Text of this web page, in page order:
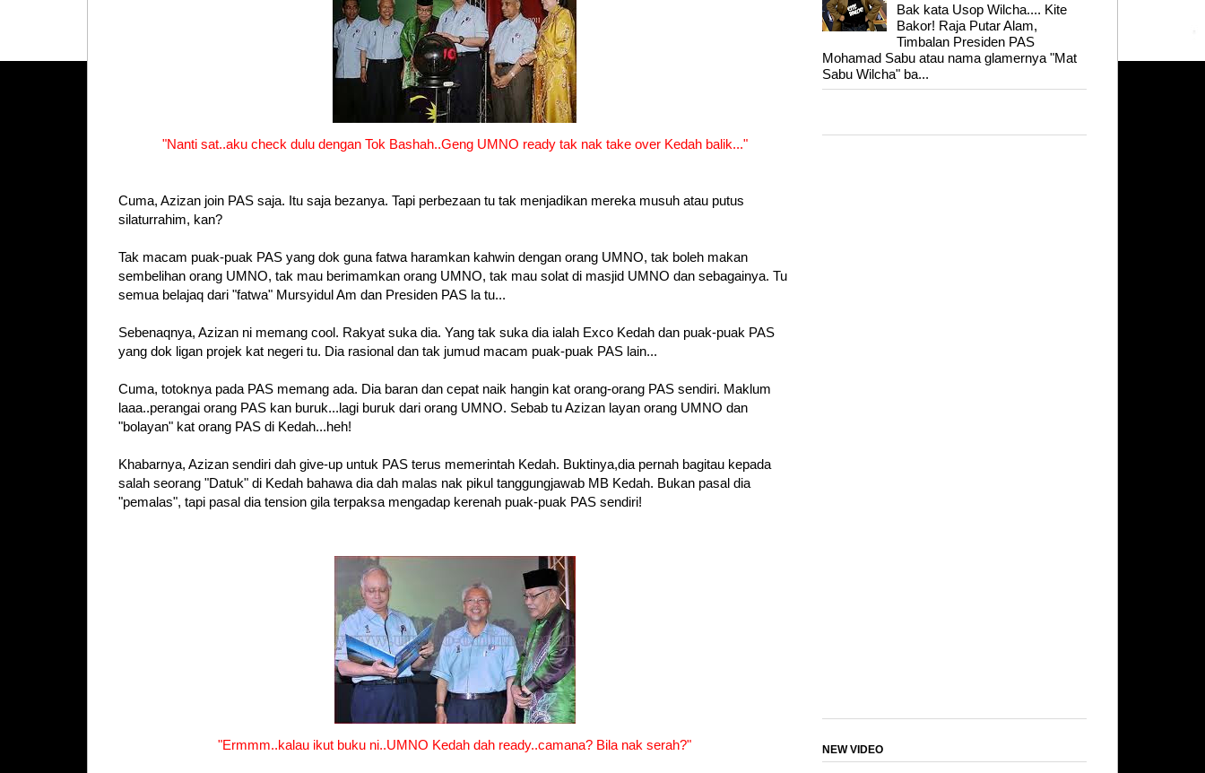
"Nanti sat..aku check dulu dengan Tok Bashah..Geng UMNO ready tak nak take over Kedah balik..."
Cuma, Azizan join PAS saja. Itu saja bezanya. Tapi perbezaan tu tak menjadikan mereka musuh atau putus
silaturrahim, kan?
Tak macam puak-puak PAS yang dok guna fatwa haramkan kahwin dengan orang UMNO, tak boleh makan
sembelihan orang UMNO, tak mau berimamkan orang UMNO, tak mau solat di masjid UMNO dan sebagainya. Tu
semua belajaq dari "fatwa" Mursyidul Am dan Presiden PAS la tu...
Sebenaqnya, Azizan ni memang cool. Rakyat suka dia. Yang tak suka dia ialah Exco Kedah dan puak-puak PAS
yang dok ligan projek kat negeri tu. Dia rasional dan tak jumud macam puak-puak PAS lain...
Cuma, totoknya pada PAS memang ada. Dia baran dan cepat naik hangin kat orang-orang PAS sendiri. Maklum
laaa..perangai orang PAS kan buruk...lagi buruk dari orang UMNO. Sebab tu Azizan layan orang UMNO dan
"bolayan" kat orang PAS di Kedah...heh!
Khabarnya, Azizan sendiri dah give-up untuk PAS terus memerintah Kedah. Buktinya,dia pernah bagitau kepada
salah seorang "Datuk" di Kedah bahawa dia dah malas nak pikul tanggungjawab MB Kedah. Bukan pasal dia
"pemalas", tapi pasal dia tension gila terpaksa mengadap kerenah puak-puak PAS sendiri!
"Ermmm..kalau ikut buku ni..UMNO Kedah dah ready..camana? Bila nak serah?"
Bak kata Usop Wilcha.... Kite
Bakor! Raja Putar Alam,
Timbalan Presiden PAS
Mohamad Sabu atau nama glamernya "Mat
Sabu Wilcha" ba...
NEW VIDEO